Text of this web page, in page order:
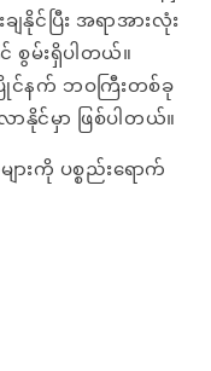
င်ပြီး အရာအားလုံး
မ်းရှိပါတယ်။
ြိုင်နက် ဘဝကြီးတစ်ခု
နိုင်မှာ ဖြစ်ပါတယ်။
းကို ပစ္စည်းရောက်